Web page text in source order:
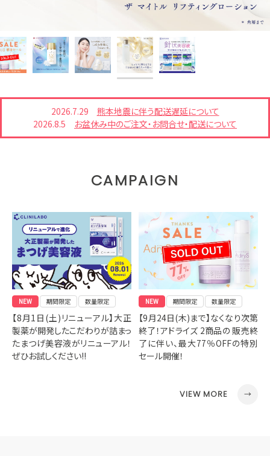
2026.7.29 熊本地震に伴う配送遅延について
2026.8.5 お盆休み中のご注文・お問合せ・配送について
CAMPAIGN
NEW 期間限定 数量限定
【8月1日(土)リニューアル】大正
製薬が開発したこだわりが詰まっ
たまつげ美容液がリニューアル！
ぜひお試しください!!
NEW 期間限定 数量限定
【9月24日(木)まで】なくなり次第
終了！アドライズ 2商品の 販売終
了に伴い、最大77％OFFの特別
セール開催！
VIEW MORE